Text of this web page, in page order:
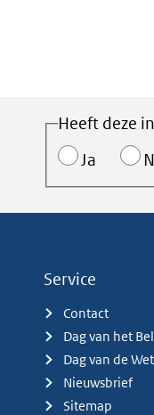
Heeft deze
Ja
Service
Contact
Dag van het
Dag van de
Nieuwsbrief
Sitemap